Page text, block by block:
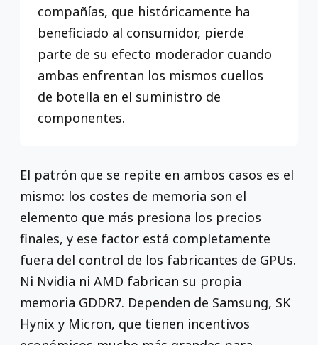
compañías, que históricamente ha
beneficiado al consumidor, pierde
parte de su efecto moderador cuando
ambas enfrentan los mismos cuellos
de botella en el suministro de
componentes.
El patrón que se repite en ambos casos es el
mismo: los costes de memoria son el
elemento que más presiona los precios
finales, y ese factor está completamente
fuera del control de los fabricantes de GPUs.
Ni Nvidia ni AMD fabrican su propia
memoria GDDR7. Dependen de Samsung, SK
Hynix y Micron, que tienen incentivos